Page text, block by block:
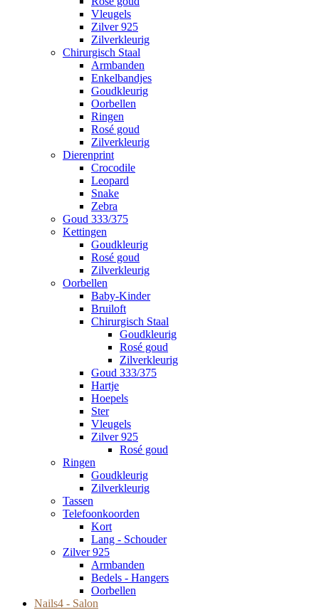
Vleugels
Zilver 925
Zilverkleurig
Chirurgisch Staal
Armbanden
Enkelbandjes
Goudkleurig
Oorbellen
Ringen
Rosé goud
Zilverkleurig
Dierenprint
Crocodile
Leopard
Snake
Zebra
Goud 333/375
Kettingen
Goudkleurig
Rosé goud
Zilverkleurig
Oorbellen
Baby-Kinder
Bruiloft
Chirurgisch Staal
Goudkleurig
Rosé goud
Zilverkleurig
Goud 333/375
Hartje
Hoepels
Ster
Vleugels
Zilver 925
Rosé goud
Ringen
Goudkleurig
Zilverkleurig
Tassen
Telefoonkoorden
Kort
Lang - Schouder
Zilver 925
Armbanden
Bedels - Hangers
Oorbellen
Nails4 - Salon